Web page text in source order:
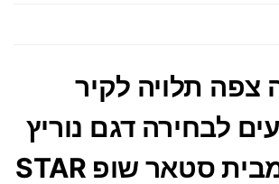
צפה תלויה לקיר
לבחירה דגם נוריץ
NORITZ מבית סטאר שופ STAR